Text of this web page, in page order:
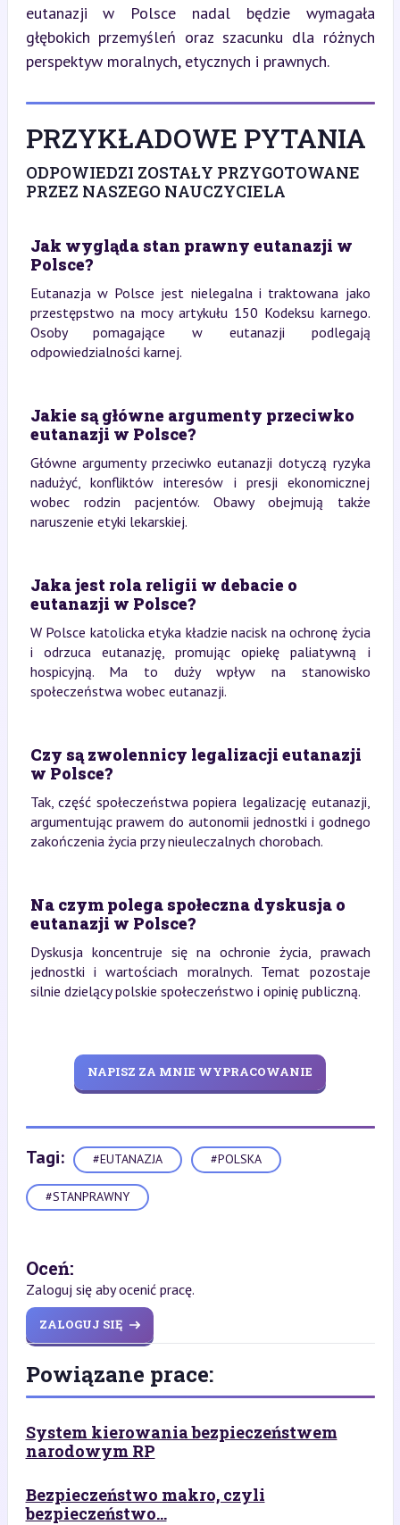
eutanazji w Polsce nadal będzie wymagała
głębokich przemyśleń oraz szacunku dla różnych
perspektyw moralnych, etycznych i prawnych.
PRZYKŁADOWE PYTANIA
ODPOWIEDZI ZOSTAŁY PRZYGOTOWANE
PRZEZ NASZEGO NAUCZYCIELA
Jak wygląda stan prawny eutanazji w
Polsce?
Eutanazja w Polsce jest nielegalna i traktowana jako
przestępstwo na mocy artykułu 150 Kodeksu karnego.
Osoby pomagające w eutanazji podlegają
odpowiedzialności karnej.
Jakie są główne argumenty przeciwko
eutanazji w Polsce?
Główne argumenty przeciwko eutanazji dotyczą ryzyka
nadużyć, konfliktów interesów i presji ekonomicznej
wobec rodzin pacjentów. Obawy obejmują także
naruszenie etyki lekarskiej.
Jaka jest rola religii w debacie o
eutanazji w Polsce?
W Polsce katolicka etyka kładzie nacisk na ochronę życia
i odrzuca eutanazję, promując opiekę paliatywną i
hospicyjną. Ma to duży wpływ na stanowisko
społeczeństwa wobec eutanazji.
Czy są zwolennicy legalizacji eutanazji
w Polsce?
Tak, część społeczeństwa popiera legalizację eutanazji,
argumentując prawem do autonomii jednostki i godnego
zakończenia życia przy nieuleczalnych chorobach.
Na czym polega społeczna dyskusja o
eutanazji w Polsce?
Dyskusja koncentruje się na ochronie życia, prawach
jednostki i wartościach moralnych. Temat pozostaje
silnie dzielący polskie społeczeństwo i opinię publiczną.
NAPISZ ZA MNIE WYPRACOWANIE
Tagi: #EUTANAZJA #POLSKA
#STANPRAWNY
Oceń:
Zaloguj się aby ocenić pracę.
ZALOGUJ SIĘ
Powiązane prace:
System kierowania bezpieczeństwem
narodowym RP
Bezpieczeństwo makro, czyli
bezpieczeństwo...